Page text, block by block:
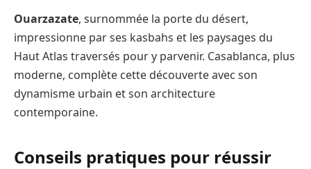
Ouarzazate, surnommée la porte du désert,
impressionne par ses kasbahs et les paysages du
Haut Atlas traversés pour y parvenir. Casablanca, plus
moderne, complète cette découverte avec son
dynamisme urbain et son architecture
contemporaine.
Conseils pratiques pour réussir